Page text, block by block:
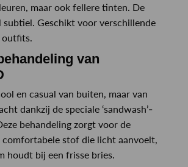
maar ook fellere tinten. De
subtiel. Geschikt voor verschillende
van
en casual van buiten, maar van
dankzij de speciale ‘sandwash’-
behandeling zorgt voor de
stof die licht aanvoelt,
houdt bij een frisse bries.